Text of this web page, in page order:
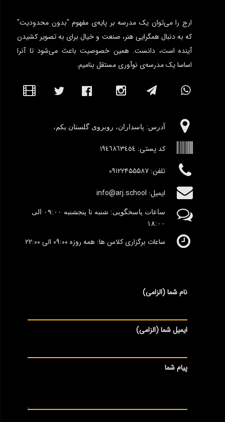
ارج را می‌توان یک مدرسه بر پایه‌ی مفهوم "بدون محدودیت"
که به دنبال همگرایی هنر، صنعت و خیال برای به تصویر کشیدن
آینده است، دانست. همین خصوصیت باعث می‌شود تا آنرا
اساسا یک مدرسه‌ی نوآوری مستقل بنامیم.
آدرس:‌ پاسداران، روبروی گلستان یکم،
کد پستی: ١٩٤٦٨٦٣٤٥٤
تلفن: ۰۹۱۲۲۴۵۵۵۸۷
ایمیل: info@arj.school
ساعات پاسخگویی: شنبه تا پنجشنبه ٠۹:۰۰ الی
١٨:٠٠
ساعات برگزاری کلاس ها: همه روزه ۰۹:۰۰ الی ۲۲:۰۰
نام شما (الزامی)
ایمیل شما (الزامی)
پیام شما